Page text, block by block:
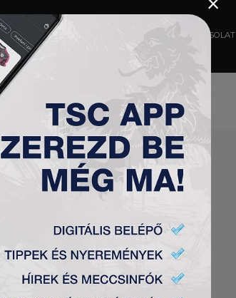
NŐI CSAPAT KAPCSOLAT
TSC elnöke és Czegledi Rudolf helyi